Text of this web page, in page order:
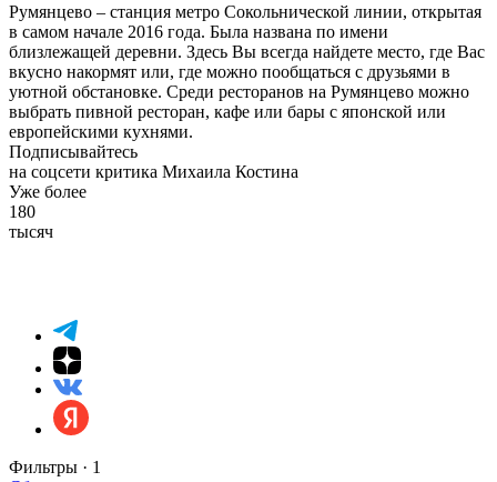
Румянцево – станция метро Сокольнической линии, открытая
в самом начале 2016 года. Была названа по имени
близлежащей деревни. Здесь Вы всегда найдете место, где Вас
вкусно накормят или, где можно пообщаться с друзьями в
уютной обстановке. Среди ресторанов на Румянцево можно
выбрать пивной ресторан, кафе или бары с японской или
европейскими кухнями.
Подписывайтесь
на соцсети критика Михаила Костина
Уже более
180
тысяч
Фильтры · 1